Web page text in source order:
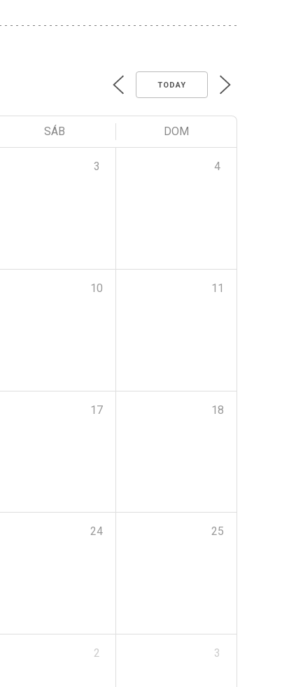
TODAY
SÁB DOM
3 4
10 11
17 18
24 25
2 3